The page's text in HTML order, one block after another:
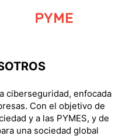
ciberseguridad, enfocada
Con el objetivo de
y a las PYMES, y de
una sociedad global